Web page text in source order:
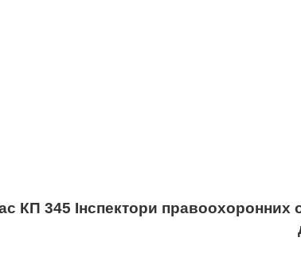
КП 345 Інспектори правоохоронних